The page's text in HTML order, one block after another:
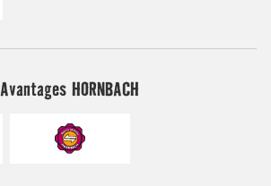
Avantages HORNBACH